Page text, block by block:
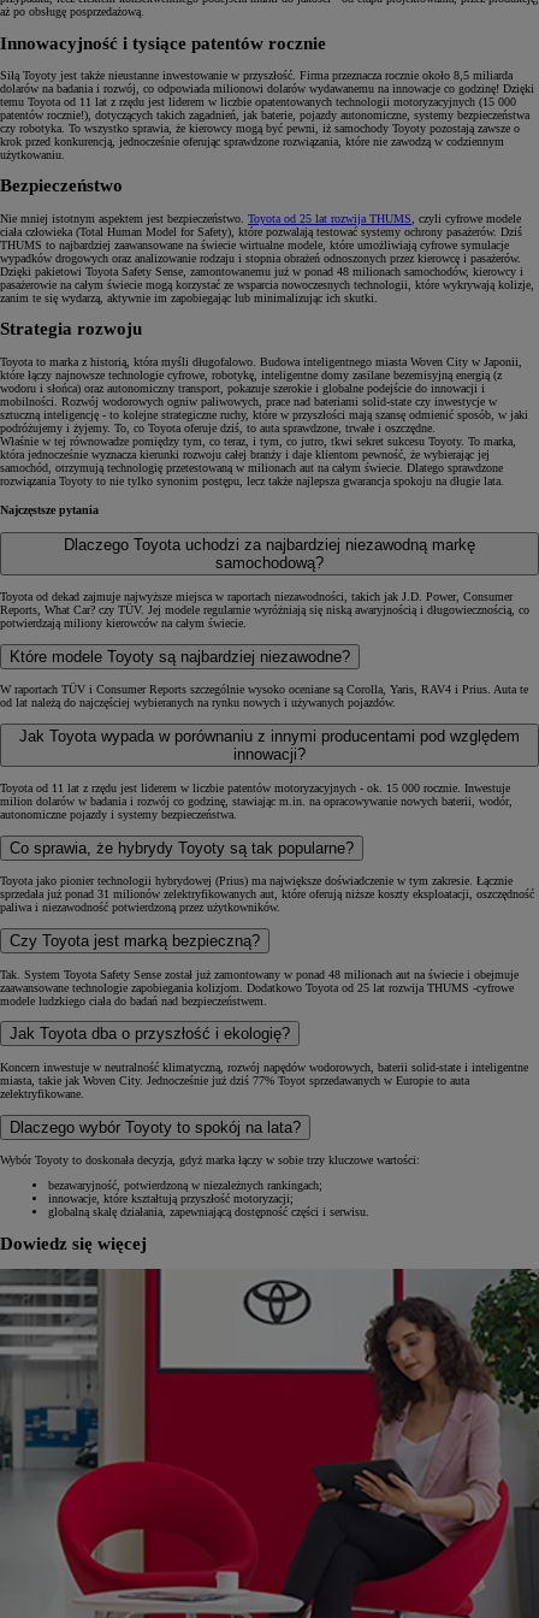
aż po obsługę posprzedażową.
Innowacyjność i tysiące patentów rocznie
Siłą Toyoty jest także nieustanne inwestowanie w przyszłość. Firma przeznacza rocznie około 8,5 miliarda
dolarów na badania i rozwój, co odpowiada milionowi dolarów wydawanemu na innowacje co godzinę! Dzięki
temu Toyota od 11 lat z rzędu jest liderem w liczbie opatentowanych technologii motoryzacyjnych (15 000
patentów rocznie!), dotyczących takich zagadnień, jak baterie, pojazdy autonomiczne, systemy bezpieczeństwa
czy robotyka. To wszystko sprawia, że kierowcy mogą być pewni, iż samochody Toyoty pozostają zawsze o
krok przed konkurencją, jednocześnie oferując sprawdzone rozwiązania, które nie zawodzą w codziennym
użytkowaniu.
Bezpieczeństwo
Nie mniej istotnym aspektem jest bezpieczeństwo. Toyota od 25 lat rozwija THUMS , czyli cyfrowe modele
ciała człowieka (Total Human Model for Safety), które pozwalają testować systemy ochrony pasażerów. Dziś
THUMS to najbardziej zaawansowane na świecie wirtualne modele, które umożliwiają cyfrowe symulacje
wypadków drogowych oraz analizowanie rodzaju i stopnia obrażeń odnoszonych przez kierowcę i pasażerów.
Dzięki pakietowi Toyota Safety Sense, zamontowanemu już w ponad 48 milionach samochodów, kierowcy i
pasażerowie na całym świecie mogą korzystać ze wsparcia nowoczesnych technologii, które wykrywają kolizje,
zanim te się wydarzą, aktywnie im zapobiegając lub minimalizując ich skutki.
Strategia rozwoju
Toyota to marka z historią, która myśli długofalowo. Budowa inteligentnego miasta Woven City w Japonii,
które łączy najnowsze technologie cyfrowe, robotykę, inteligentne domy zasilane bezemisyjną energią (z
wodoru i słońca) oraz autonomiczny transport, pokazuje szerokie i globalne podejście do innowacji i
mobilności. Rozwój wodorowych ogniw paliwowych, prace nad bateriami solid-state czy inwestycje w
sztuczną inteligencję - to kolejne strategiczne ruchy, które w przyszłości mają szansę odmienić sposób, w jaki
podróżujemy i żyjemy. To, co Toyota oferuje dziś, to auta sprawdzone, trwałe i oszczędne.
Właśnie w tej równowadze pomiędzy tym, co teraz, i tym, co jutro, tkwi sekret sukcesu Toyoty. To marka,
która jednocześnie wyznacza kierunki rozwoju całej branży i daje klientom pewność, że wybierając jej
samochód, otrzymują technologię przetestowaną w milionach aut na całym świecie. Dlatego sprawdzone
rozwiązania Toyoty to nie tylko synonim postępu, lecz także najlepsza gwarancja spokoju na długie lata.
Najczęstsze pytania
Dlaczego Toyota uchodzi za najbardziej niezawodną markę
samochodową?
Toyota od dekad zajmuje najwyższe miejsca w raportach niezawodności, takich jak J.D. Power, Consumer
Reports, What Car? czy TÜV. Jej modele regularnie wyróżniają się niską awaryjnością i długowiecznością, co
potwierdzają miliony kierowców na całym świecie.
Które modele Toyoty są najbardziej niezawodne?
W raportach TÜV i Consumer Reports szczególnie wysoko oceniane są Corolla, Yaris, RAV4 i Prius. Auta te
od lat należą do najczęściej wybieranych na rynku nowych i używanych pojazdów.
Jak Toyota wypada w porównaniu z innymi producentami pod względem
innowacji?
Toyota od 11 lat z rzędu jest liderem w liczbie patentów motoryzacyjnych - ok. 15 000 rocznie. Inwestuje
milion dolarów w badania i rozwój co godzinę, stawiając m.in. na opracowywanie nowych baterii, wodór,
autonomiczne pojazdy i systemy bezpieczeństwa.
Co sprawia, że hybrydy Toyoty są tak popularne?
Toyota jako pionier technologii hybrydowej (Prius) ma największe doświadczenie w tym zakresie. Łącznie
sprzedała już ponad 31 milionów zelektryfikowanych aut, które oferują niższe koszty eksploatacji, oszczędność
paliwa i niezawodność potwierdzoną przez użytkowników.
Czy Toyota jest marką bezpieczną?
Tak. System Toyota Safety Sense został już zamontowany w ponad 48 milionach aut na świecie i obejmuje
zaawansowane technologie zapobiegania kolizjom. Dodatkowo Toyota od 25 lat rozwija THUMS -cyfrowe
modele ludzkiego ciała do badań nad bezpieczeństwem.
Jak Toyota dba o przyszłość i ekologię?
Koncern inwestuje w neutralność klimatyczną, rozwój napędów wodorowych, baterii solid-state i inteligentne
miasta, takie jak Woven City. Jednocześnie już dziś 77% Toyot sprzedawanych w Europie to auta
zelektryfikowane.
Dlaczego wybór Toyoty to spokój na lata?
Wybór Toyoty to doskonała decyzja, gdyż marka łączy w sobie trzy kluczowe wartości:
bezawaryjność, potwierdzoną w niezależnych rankingach;
innowacje, które kształtują przyszłość motoryzacji;
globalną skalę działania, zapewniającą dostępność części i serwisu.
Dowiedz się więcej